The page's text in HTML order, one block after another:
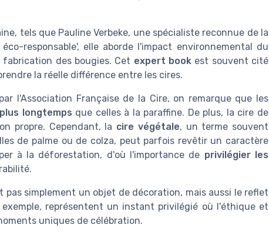
tels que Pauline Verbeke, une spécialiste reconnue de la
responsable', elle aborde l'impact environnemental du
des bougies. Cet expert book est souvent cité
la réelle différence entre les cires.
l'Association Française de la Cire, on remarque que les
longtemps que celles à la paraffine. De plus, la cire de
propre. Cependant, la cire végétale, un terme souvent
de palme ou de colza, peut parfois revêtir un caractère
à la déforestation, d'où l'importance de privilégier les
pas simplement un objet de décoration, mais aussi le reflet
exemple, représentent un instant privilégié où l'éthique et
uniques de célébration.